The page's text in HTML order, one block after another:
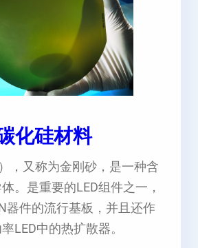
化硅材料
，又称为金刚砂，是一种含
。是重要的LED组件之一，
器件的流行基板，并且还作
LED中的热扩散器。